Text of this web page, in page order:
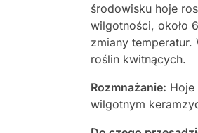
środowisku hoje
wilgotności, około
zmiany
roślin kwitnących.
Rozmnażanie:
wilgotnym